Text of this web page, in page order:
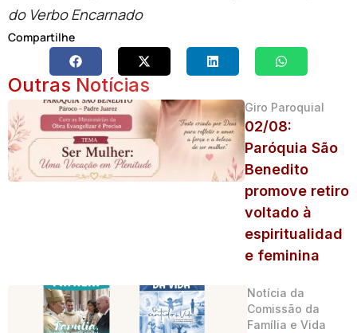
do Verbo Encarnado
Compartilhe
Outras Notícias
Giro Paroquial
02/08:
Paróquia São
Benedito
promove retiro
voltado à
espiritualidad
e feminina
Notícia da
Comissão da
Família e Vida